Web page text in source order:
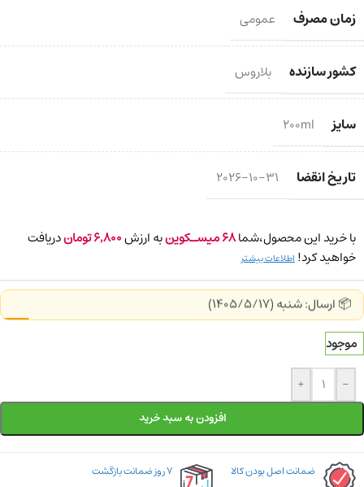
زمان مصرف عمومی
کشور سازنده بلاروس
سایز 200ml
تاریخ انقضا 2026-10-31
با خرید این محصول،شما68میسـکوینبه ارزش6,800توماندریافت
خواهید کرد! اطلاعات بیشتر
📦 ارسال: شنبه (1405/5/17)
موجود
-
+
افزودن به سبد خرید
ضمانت اصل بودن کالا ۷ روز ضمانت بازگشت